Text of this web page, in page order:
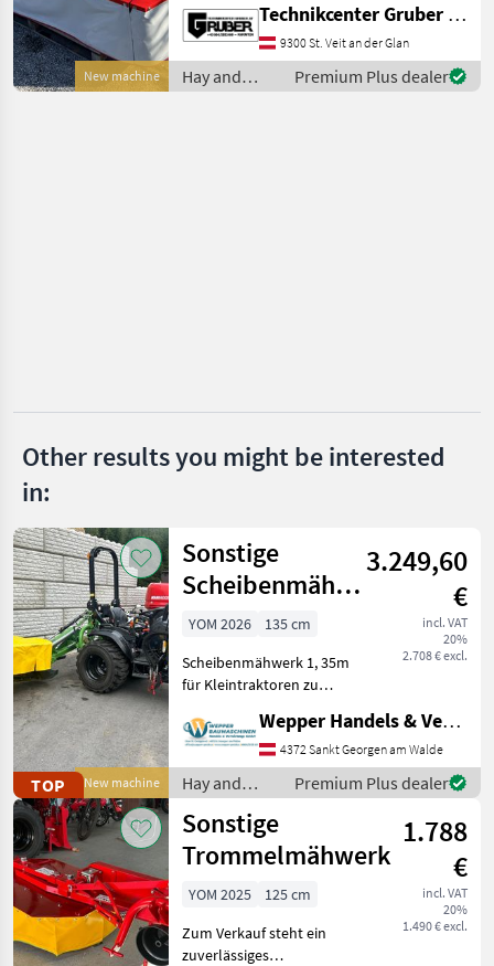
Hay And
Forage
Equipment
Disc
Show
all 49
MARKETPLACE
Marketplace
Dealer
offers
New machine
Klingenschnellwechsler *
450 kg * Gelenkwelle *
pulverbeschichtet Sofort
einsatzbereit. Lagern
Technikcenter Gruber GmbH
9300 St. Veit an der Glan
Hay and
forage
Premium Plus dealer
Other results you might be interested
in:
TOP New machine
Sonstige
Scheibenmähwerk
135 cm – NEU
3.249,60
€
incl. VAT
20%
2.708 € excl.
YOM 2026
135 cm
Scheibenmähwerk 1, 35m
für Kleintraktoren zu
Informationen: -
Arbeitsbreite: 135 cm -
Gewicht: 280 kg -
Leistungsbedarf: Ab 18 PS
bis ca
Wepper Handels & Vermietungs GmbH
4372 Sankt Georgen am Walde
Hay and
forage
equipment /
Sonstige
Premium Plus dealer
Sonstige
Trommelmähwerk
1.788
€
incl. VAT
20%
1.490 € excl.
YOM 2025
125 cm
Zum Verkauf steht ein
zuverlässiges